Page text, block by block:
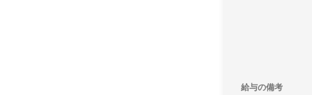
給与の備考